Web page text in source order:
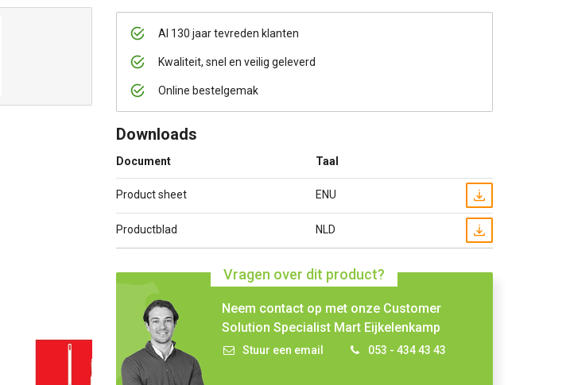
Al 130 jaar tevreden klanten
Kwaliteit, snel en veilig geleverd
Online bestelgemak
Downloads
Document Taal
Product sheet ENU
Productblad NLD
Vragen over dit product?
Neem contact op met onze Customer
Solution Specialist Mart Eijkelenkamp
Stuur een email 053 - 434 43 43